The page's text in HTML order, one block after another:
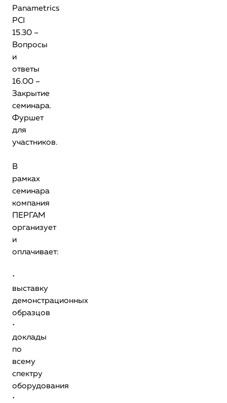
Panametrics
PCI
15.30 –
Вопросы
и
ответы
16.00 –
Закрытие
семинара.
Фуршет
для
участников.
В
рамках
семинара
компания
ПЕРГАМ
организует
и
оплачивает:
•
выставку
демонстрационных
образцов
•
доклады
по
всему
спектру
оборудования
•